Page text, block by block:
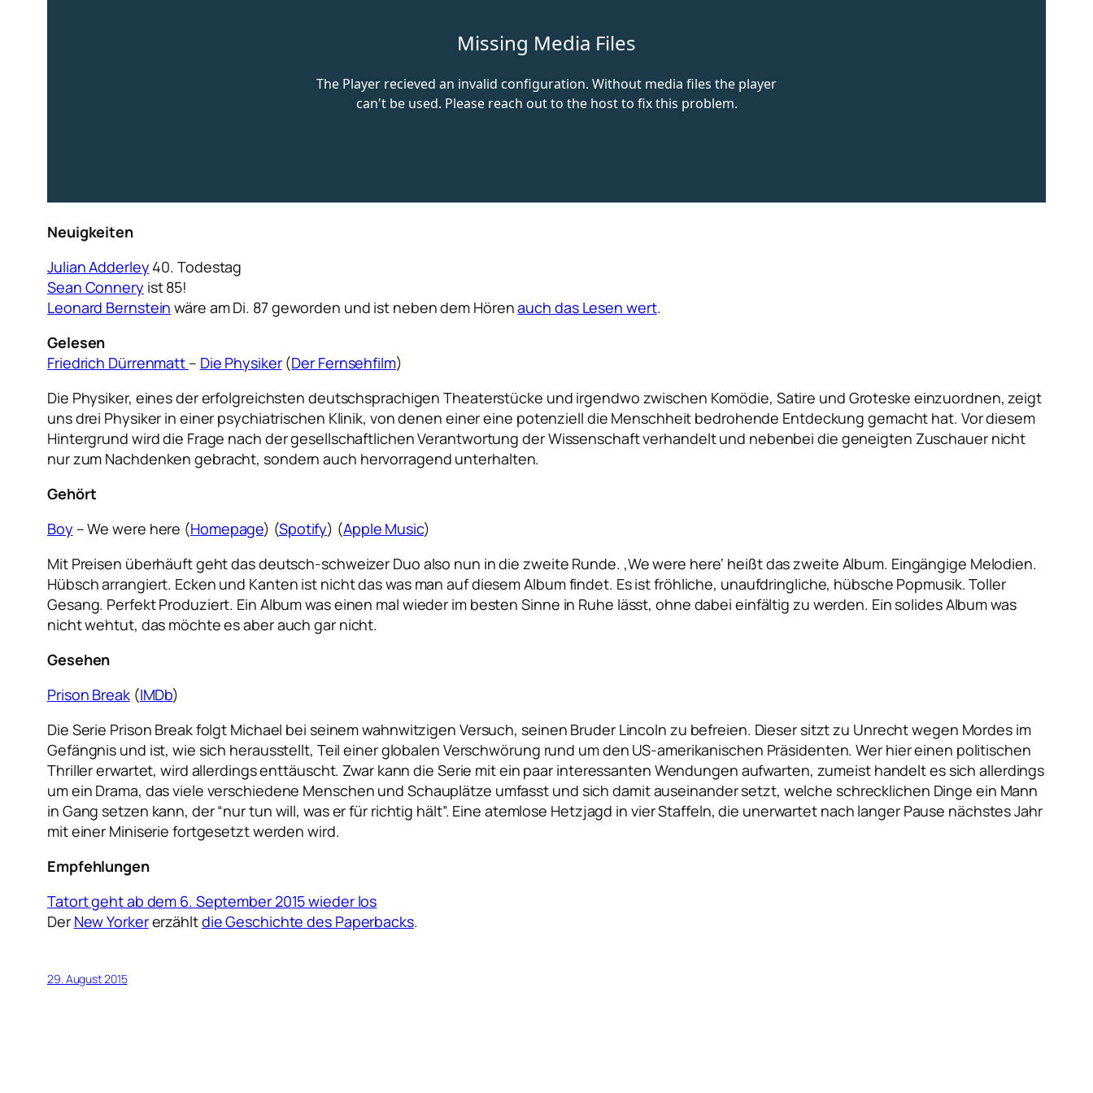
Neuigkeiten
Julian Adderley 40. Todestag
Sean Connery ist 85!
Leonard Bernstein wäre am Di. 87 geworden und ist neben dem Hörenauch das Lesen wert.
Gelesen
Friedrich Dürrenmatt – Die Physiker(Der Fernsehfilm)
Die Physiker, eines der erfolgreichsten deutschsprachigen Theaterstücke und irgendwo zwischen Komödie, Satire und Groteske einzuordnen, zeigt
uns drei Physiker in einer psychiatrischen Klinik, von denen einer eine potenziell die Menschheit bedrohende Entdeckung gemacht hat. Vor diesem
Hintergrund wird die Frage nach der gesellschaftlichen Verantwortung der Wissenschaft verhandelt und nebenbei die geneigten Zuschauer nicht
nur zum Nachdenken gebracht, sondern auch hervorragend unterhalten.
Gehört
Boy – We were here (Homepage) (Spotify) (Apple Music)
Mit Preisen überhäuft geht das deutsch-schweizer Duo also nun in die zweite Runde. ‚We were here‘ heißt das zweite Album. Eingängige Melodien.
Hübsch arrangiert. Ecken und Kanten ist nicht das was man auf diesem Album findet. Es ist fröhliche, unaufdringliche, hübsche Popmusik. Toller
Gesang. Perfekt Produziert. Ein Album was einen mal wieder im besten Sinne in Ruhe lässt, ohne dabei einfältig zu werden. Ein solides Album was
nicht wehtut, das möchte es aber auch gar nicht.
Gesehen
Prison Break(IMDb)
Die Serie Prison Break folgt Michael bei seinem wahnwitzigen Versuch, seinen Bruder Lincoln zu befreien. Dieser sitzt zu Unrecht wegen Mordes im
Gefängnis und ist, wie sich herausstellt, Teil einer globalen Verschwörung rund um den US-amerikanischen Präsidenten. Wer hier einen politischen
Thriller erwartet, wird allerdings enttäuscht. Zwar kann die Serie mit ein paar interessanten Wendungen aufwarten, zumeist handelt es sich allerdings
um ein Drama, das viele verschiedene Menschen und Schauplätze umfasst und sich damit auseinander setzt, welche schrecklichen Dinge ein Mann
in Gang setzen kann, der “nur tun will, was er für richtig hält”. Eine atemlose Hetzjagd in vier Staffeln, die unerwartet nach langer Pause nächstes Jahr
mit einer Miniserie fortgesetzt werden wird.
Empfehlungen
Tatort geht ab dem 6. September 2015 wieder los
Der New Yorkererzähltdie Geschichte des Paperbacks.
29. August 2015